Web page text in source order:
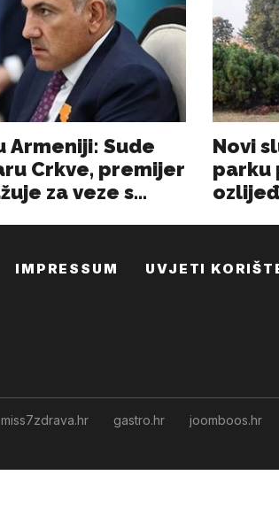
IMPRESSUM UVJETI
miss7zdrava.hr gastro.hr joomboos.hr